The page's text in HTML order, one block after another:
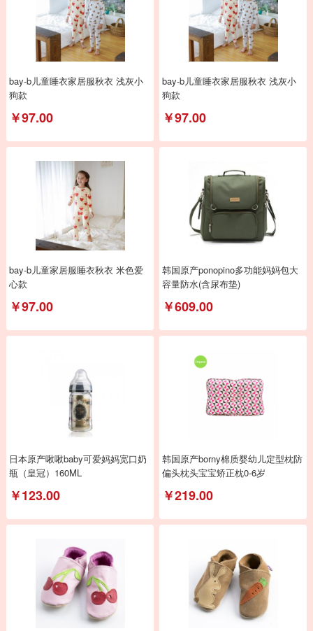
bay-b儿童睡衣家居服秋衣 浅灰小
狗款
￥97.00
bay-b儿童睡衣家居服秋衣 浅灰小
狗款
￥97.00
bay-b儿童家居服睡衣秋衣 米色爱
心款
￥97.00
韩国原产ponopino多功能妈妈包大
容量防水(含尿布垫)
￥609.00
日本原产啾啾baby可爱妈妈宽口奶
瓶（皇冠）160ML
￥123.00
韩国原产borny棉质婴幼儿定型枕防
偏头枕头宝宝矫正枕0-6岁
￥219.00